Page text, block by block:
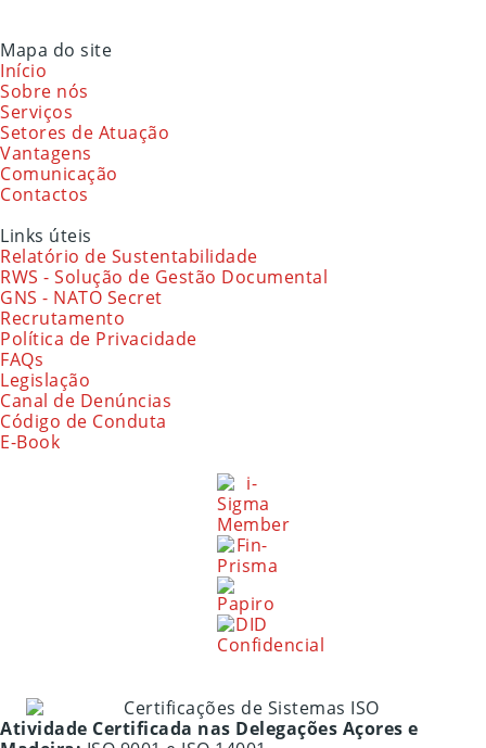
Mapa do site
Início
Sobre nós
Serviços
Setores de Atuação
Vantagens
Comunicação
Contactos
Links úteis
Relatório de Sustentabilidade
RWS - Solução de Gestão Documental
GNS - NATO Secret
Recrutamento
Política de Privacidade
FAQs
Legislação
Canal de Denúncias
Código de Conduta
E-Book
Atividade Certificada nas Delegações Açores e